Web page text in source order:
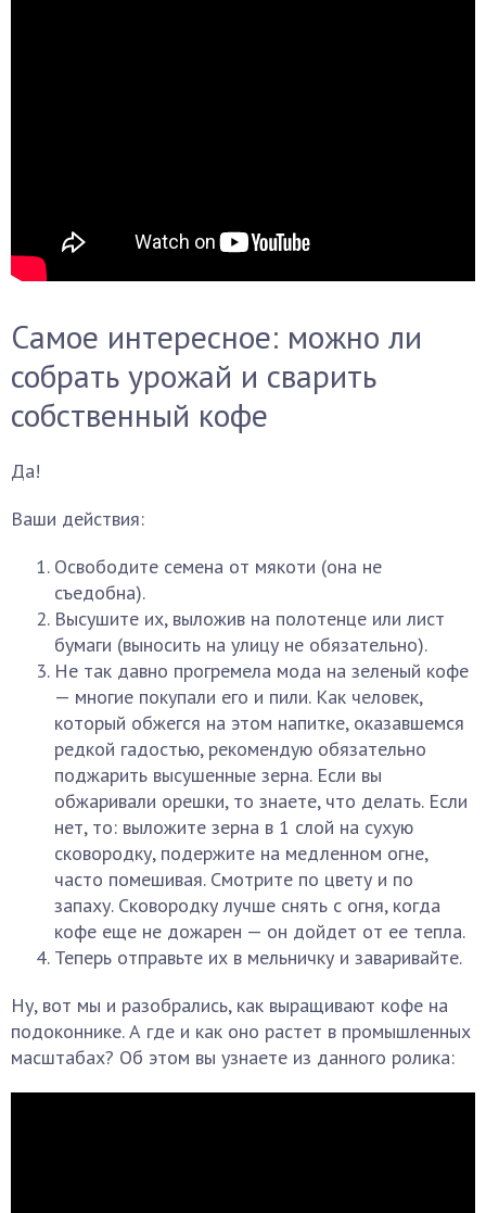
Самое интересное: можно ли
собрать урожай и сварить
собственный кофе
Да!
Ваши действия:
Освободите семена от мякоти (она не
съедобна).
Высушите их, выложив на полотенце или лист
бумаги (выносить на улицу не обязательно).
Не так давно прогремела мода на зеленый кофе
— многие покупали его и пили. Как человек,
который обжегся на этом напитке, оказавшемся
редкой гадостью, рекомендую обязательно
поджарить высушенные зерна. Если вы
обжаривали орешки, то знаете, что делать. Если
нет, то: выложите зерна в 1 слой на сухую
сковородку, подержите на медленном огне,
часто помешивая. Смотрите по цвету и по
запаху. Сковородку лучше снять с огня, когда
кофе еще не дожарен — он дойдет от ее тепла.
Теперь отправьте их в мельничку и заваривайте.
Ну, вот мы и разобрались, как выращивают кофе на
подоконнике. А где и как оно растет в промышленных
масштабах? Об этом вы узнаете из данного ролика: